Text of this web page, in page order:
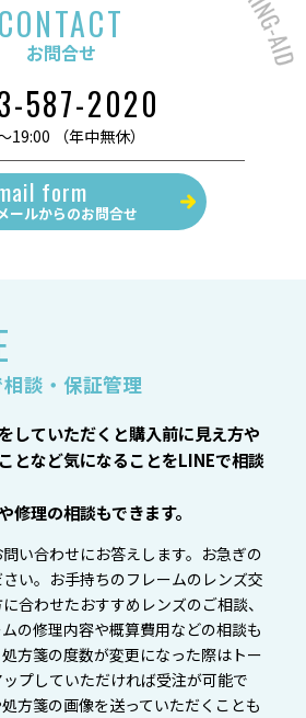
CONTACT
お問合せ
587-2020
19:00 （年中無休）
form
ールからのお問合せ
談・保証管理
していただくと購入前に見え方や
となど気になることをLINEで相談
修理の相談もできます。
い合わせにお答えします。お急ぎの
い。お手持ちのフレームのレンズ交
合わせたおすすめレンズのご相談、
の修理内容や概算費用などの相談も
方箋の度数が変更になった際はトー
プしていただければ受注が可能で
方箋の画像を送っていただくことも